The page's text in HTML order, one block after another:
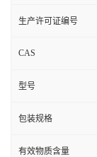
生产许可证编号
CAS
型号
包装规格
有效物质含量